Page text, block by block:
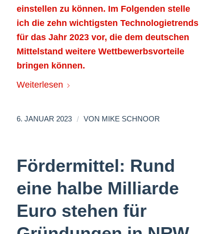
einstellen zu können. Im Folgenden stelle
ich die zehn wichtigsten Technologietrends
für das Jahr 2023 vor, die dem deutschen
Mittelstand weitere Wettbewerbsvorteile
bringen können.
Weiterlesen
6. JANUAR 2023 / VON MIKE SCHNOOR
Fördermittel: Rund
eine halbe Milliarde
Euro stehen für